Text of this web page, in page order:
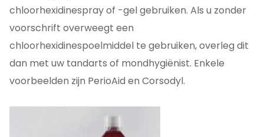
chloorhexidinespray of -gel gebruiken. Als u zonder
voorschrift overweegt een
chloorhexidinespoelmiddel te gebruiken, overleg dit
dan met uw tandarts of mondhygiënist. Enkele
voorbeelden zijn PerioAid en Corsodyl.